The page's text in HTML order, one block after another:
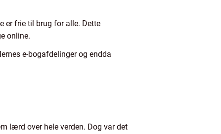
er frie til brug for alle. Dette
online.
e-bogafdelinger og endda
lærd over hele verden. Dog var det